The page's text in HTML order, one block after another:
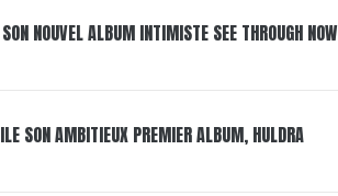
NOUVEL ALBUM INTIMISTE SEE THROUGH NOW
SON AMBITIEUX PREMIER ALBUM, HULDRA